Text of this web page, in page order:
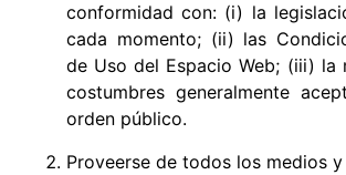
conformidad con: (i) la
cada momento; (ii) las
de Uso del Espacio Web; (iii) la
costumbres generalmente
orden público.
Proveerse de todos los medios